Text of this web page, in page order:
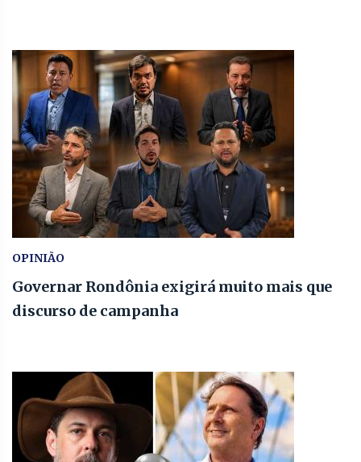
OPINIÃO
Governar Rondônia exigirá muito mais que
discurso de campanha